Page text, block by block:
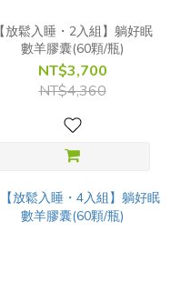
【放鬆入睡・2入組】躺好眠
數羊膠囊(60顆/瓶)
NT$3,700
NT$4,360